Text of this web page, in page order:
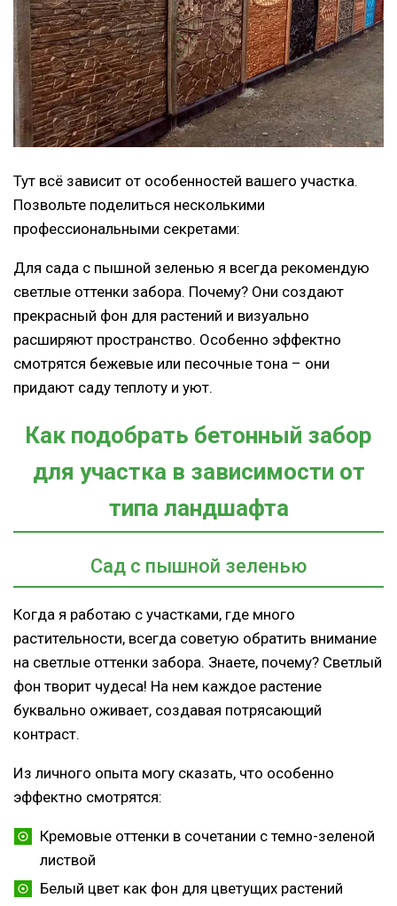
Тут всё зависит от особенностей вашего участка.
Позвольте поделиться несколькими
профессиональными секретами:
Для сада с пышной зеленью я всегда рекомендую
светлые оттенки забора. Почему? Они создают
прекрасный фон для растений и визуально
расширяют пространство. Особенно эффектно
смотрятся бежевые или песочные тона – они
придают саду теплоту и уют.
Как подобрать бетонный забор
для участка в зависимости от
типа ландшафта
Сад с пышной зеленью
Когда я работаю с участками, где много
растительности, всегда советую обратить внимание
на светлые оттенки забора. Знаете, почему? Светлый
фон творит чудеса! На нем каждое растение
буквально оживает, создавая потрясающий
контраст.
Из личного опыта могу сказать, что особенно
эффектно смотрятся:
Кремовые оттенки в сочетании с темно-зеленой
листвой
Белый цвет как фон для цветущих растений